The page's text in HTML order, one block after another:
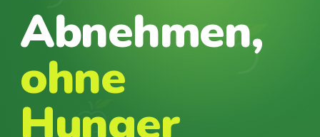
Abnehmen,
ohne
Hunger